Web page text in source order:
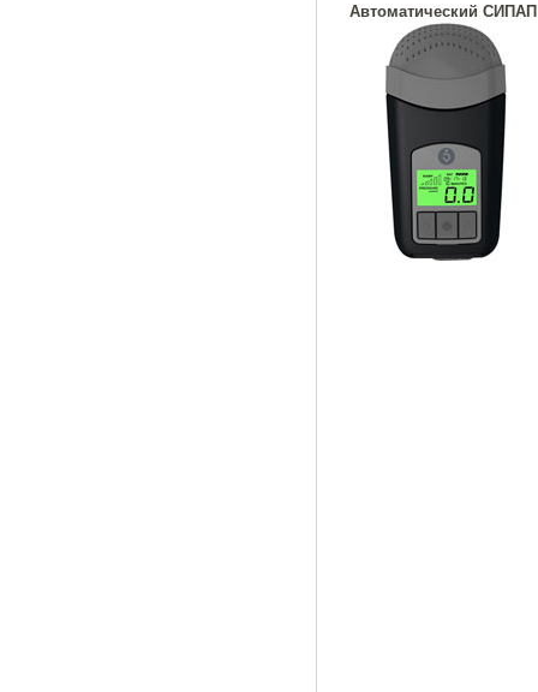
Автоматический СИПАП